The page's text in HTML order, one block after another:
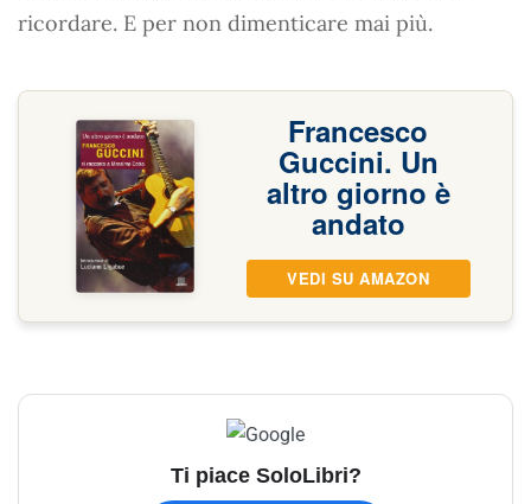
ricordare. E per non dimenticare mai più.
Francesco
Guccini. Un
altro giorno è
andato
VEDI SU AMAZON
Ti piace SoloLibri?